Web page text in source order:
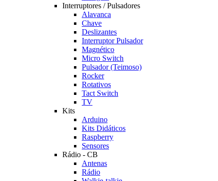
Interruptores / Pulsadores
Alavanca
Chave
Deslizantes
Interruptor Pulsador
Magnético
Micro Switch
Pulsador (Teimoso)
Rocker
Rotativos
Tact Switch
TV
Kits
Arduino
Kits Didáticos
Raspberry
Sensores
Rádio - CB
Antenas
Rádio